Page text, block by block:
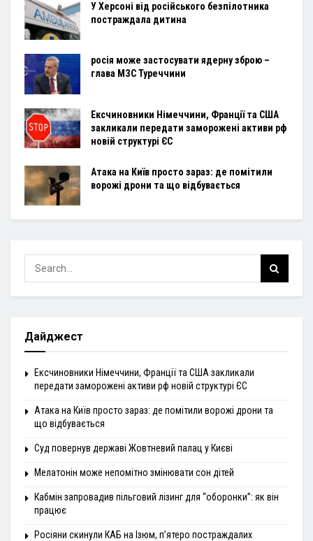
У Херсоні від російського безпілотника
постраждала дитина
росія може застосувати ядерну зброю –
глава МЗС Туреччини
Ексчиновники Німеччини, Франції та США
закликали передати заморожені активи рф
новій структурі ЄС
Атака на Київ просто зараз: де помітили
ворожі дрони та що відбувається
Дайджест
Ексчиновники Німеччини, Франції та США закликали
передати заморожені активи рф новій структурі ЄС
Атака на Київ просто зараз: де помітили ворожі дрони та
що відбувається
Суд повернув державі Жовтневий палац у Києві
Мелатонін може непомітно змінювати сон дітей
Кабмін запровадив пільговий лізинг для “оборонки”: як він
працює
Росіяни скинули КАБ на Ізюм, п’ятеро постраждалих